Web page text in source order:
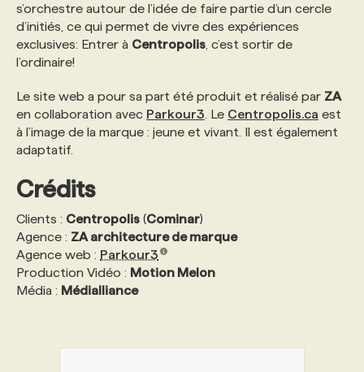
TENDANCES
ÉVÉNEMENTIEL
NOS AUTEUR‧RICES
ANNONCEZ AVEC NOUS
NOS FORMATEUR‧RICES
POURQUOI CHOISIR NOS FORMATIONS
NOS TARIFS
FAQ
ANNONCEZ AVEC NOUS
NOS EXPERTISES
FAQ
ANNONCEZ AVEC NOUS
s’orchestre autour de l’idée de faire partie d’un cercle
d’initiés, ce qui permet de vivre des expériences
exclusives: Entrer à Centropolis , c’est sortir de
l’ordinaire!
Le site web a pour sa part été produit et réalisé par ZA
en collaboration avec Parkour3 . Le Centropolis.ca est
à l’image de la marque : jeune et vivant. Il est également
adaptatif.
Crédits
Clients : Centropolis (Cominar)
Agence : ZA architecture de marque
Agence web : Parkour3
Production Vidéo : Motion Melon
Média : Médialliance